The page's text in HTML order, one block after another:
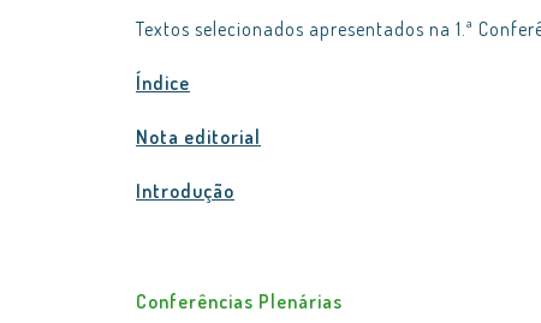
Textos selecionados apresentados na 1.ª
Índice
Nota editorial
Introdução
Conferências Plenárias